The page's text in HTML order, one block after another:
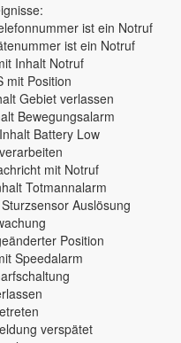
ist ein Notruf
ist ein Notruf
Inhalt Notruf
mit Position
Gebiet verlassen
Bewegungsalarm
Battery Low
mit Notruf
Totmannalarm
Auslösung
Position
Speedalarm
verspätet